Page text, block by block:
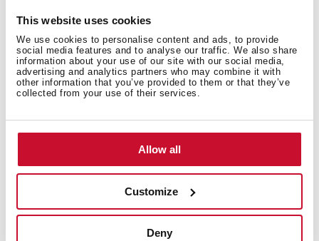
This website uses cookies
We use cookies to personalise content and ads, to provide
social media features and to analyse our traffic. We also share
information about your use of our site with our social media,
advertising and analytics partners who may combine it with
other information that you’ve provided to them or that they’ve
collected from your use of their services.
Allow all
Customize
Deny
Li e aceito o tratamento dos meus dados pessoais
conforme descrito naPolítica de Privacidade.
nos termos descritos na